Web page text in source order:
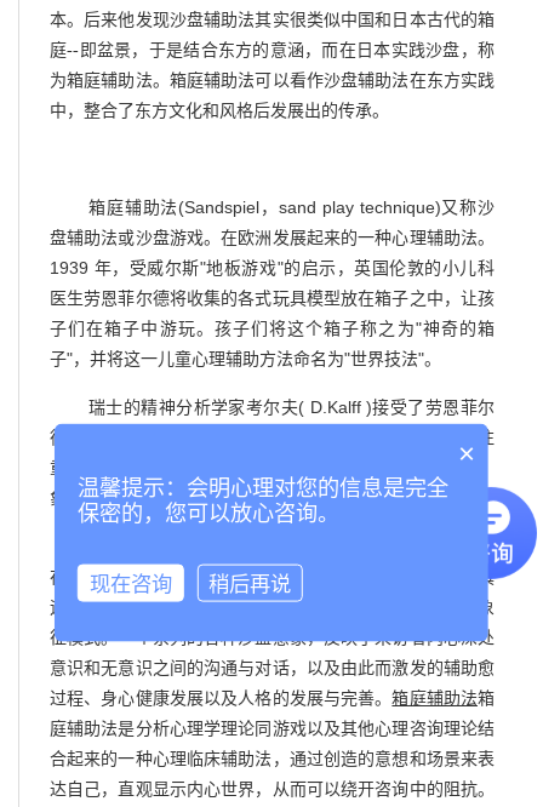
本。后来他发现沙盘辅助法其实很类似中国和日本古代的箱
庭-- 即盆景，于是结合东方的意涵，而在日本实践沙盘，称
为箱庭辅助法。箱庭辅助法可以看作沙盘辅助法在东方实践
中，整合了东方文化和风格后发展出的传承。
箱庭辅助法(Sandspiel ， sand play technique) 又称沙
盘辅助法或沙盘游戏。在欧洲发展起来的一种心理辅助法。
1939 年，受威尔斯"地板游戏"的启示，英国伦敦的小儿科
医生劳恩菲尔德将收集的各式玩具模型放在箱子之中，让孩
子们在箱子中游玩。孩子们将这个箱子称之为"神奇的箱
子"，并将这一儿童心理辅助方法命名为"世界技法"。
瑞士的精神分析学家考尔夫( D.Kalff )接受了劳恩菲尔
德的指导，并和荣格
的分析心理学相结合，注
重辅助者与被辅助者的信赖关系的确立，使用荣格的心像、
象征理论的观点去分析患者的作品，发展了这一技法。
箱庭辅助法呈现为一种心理辅助的创造和象征形式，
在所营造的"自由和保护的空间"气氛中，把沙子、水和沙具
运用在富有创意的意象中，便是箱庭之心理辅助的创造和象
征模式。一个系列的各种沙盘意象，反映了来访者内心深处
意识和无意识之间的沟通与对话，以及由此而激发的辅助愈
过程、身心健康发展以及人格的发展与完善。箱庭辅助法箱
庭辅助法是分析心理学理论同游戏以及其他心理咨询理论结
合起来的一种心理临床辅助法，通过创造的意想和场景来表
达自己，直观显示内心世界，
从而可以绕开咨询中的阻抗。
×
温馨提示：会明心理对您的信息是完全
保密的，您可以放心咨询。
现在咨询 稍后再说